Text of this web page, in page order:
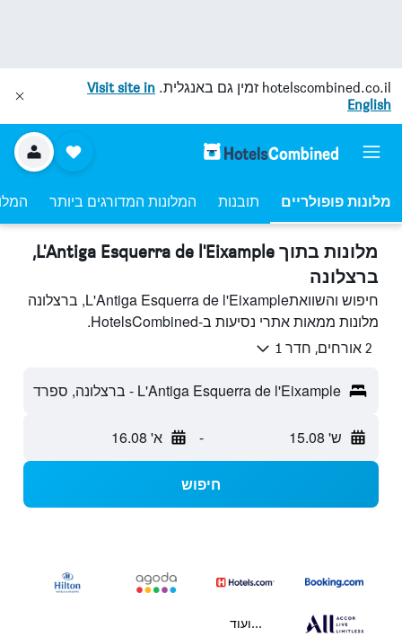
hotelscombined.co.il זמין גם באנגלית. Visit site in
English
מלונות פופולריים תובנות המלונות המדורגים ביותר
מלונות בתוך L'Antiga Esquerra de l'Eixample,
ברצלונה
חיפוש והשוואתL'Antiga Esquerra de l'Eixample, ברצלונה
מלונות ממאות אתרי נסיעות ב-HotelsCombined.
2 אורחים, חדר 1
L'Antiga Esquerra de l'Eixample - ברצלונה, ספרד
ש' 15.08 - א' 16.08
חיפוש
...ועוד